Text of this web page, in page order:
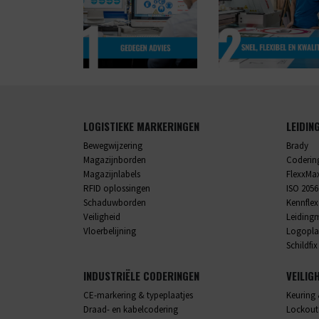
LOGISTIEKE MARKERINGEN
Bewegwijzering
Magazijnborden
Magazijnlabels
RFID oplossingen
Schaduwborden
Veiligheid
Vloerbelijning
Brady
ISO
Kennflex
Schildfix
INDUSTRIËLE CODERINGEN
CE-markering & typeplaatjes
Draad- en kabelcodering
Keuring